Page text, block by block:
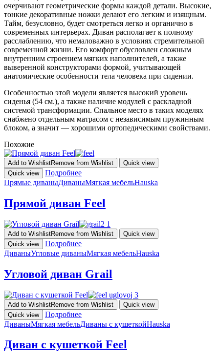
очерчивают геометрические формы каждой детали. Высокие,
тонкие декоративные ножки делают его легким и изящным.
Тайм, безусловно, будет смотреться легко и органично в
современных интерьерах. Диван располагает к полному
расслаблению, что немаловажно в условиях стремительной
современной жизни. Его комфорт обусловлен сложным
внутренним строением мягких наполнителей, а также
выверенной конструкторами формой, учитывающей
анатомические особенности тела человека при сидении.
Особенностью этой модели является высокий уровень
сиденья (54 см.), а также наличие модулей с раскладной
системой трансформации. Спальное место в таких моделях
снабжено отдельным матрасом с независимым пружинным
блоком, а значит — хорошими ортопедическими свойствами.
Похожие
Add to WishlistRemove from Wishlist
Quick view
Quick view
Подробнее
Прямые диваныДиваныМягкая мебельHauska
Прямой диван Feel
Add to WishlistRemove from Wishlist
Quick view
Quick view
Подробнее
ДиваныУгловые диваныМягкая мебельHauska
Угловой диван Grail
Add to WishlistRemove from Wishlist
Quick view
Quick view
Подробнее
ДиваныМягкая мебельДиваны с кушеткойHauska
Диван с кушеткой Feel